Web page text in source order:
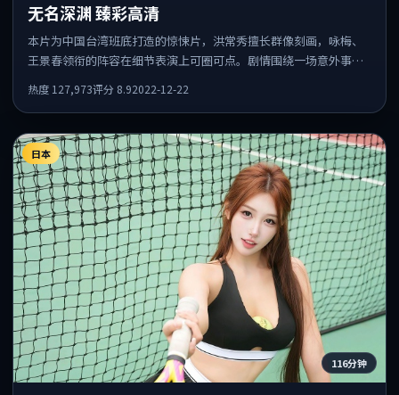
无名深渊 臻彩高清
本片为中国台湾班底打造的惊悚片，洪常秀擅长群像刻画，咏梅、
王景春领衔的阵容在细节表演上可圈可点。剧情围绕一场意外事件
热度 127,973评分 8.92022-12-22
日本
116分钟